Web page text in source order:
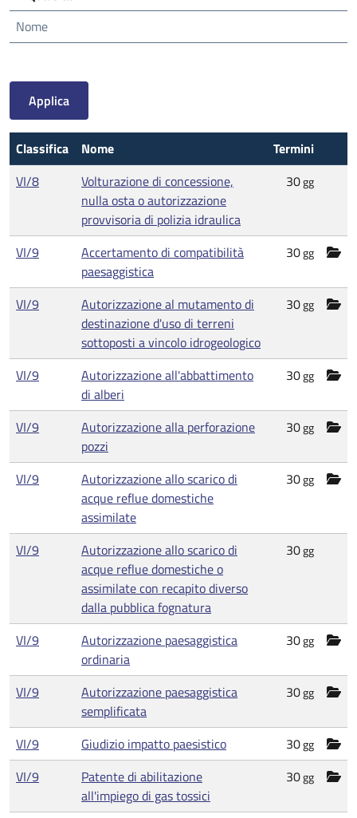
Nome
Classifica Nome
Termini
VI/8
Volturazione di concessione,
nulla osta o autorizzazione
provvisoria di polizia idraulica
30gg
VI/9
Accertamento di compatibilità
paesaggistica
30gg
VI/9
Autorizzazione al mutamento di
destinazione d'uso di terreni
sottoposti a vincolo idrogeologico
30gg
VI/9
Autorizzazione all'abbattimento
di alberi
30gg
VI/9
Autorizzazione alla perforazione
pozzi
30gg
VI/9
Autorizzazione allo scarico di
acque reflue domestiche
assimilate
30gg
VI/9
Autorizzazione allo scarico di
acque reflue domestiche o
assimilate con recapito diverso
dalla pubblica fognatura
30gg
VI/9
Autorizzazione paesaggistica
ordinaria
30gg
VI/9
Autorizzazione paesaggistica
semplificata
30gg
VI/9 Giudizio impatto paesistico 30gg
VI/9
Patente di abilitazione
all'impiego di gas tossici
30gg